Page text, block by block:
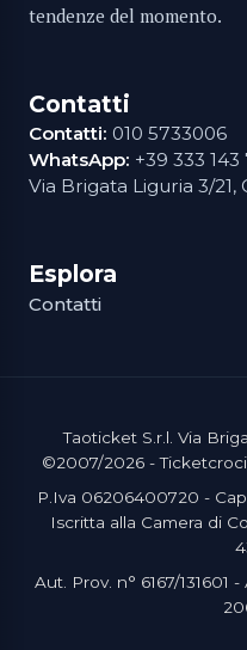
tendenze del momento.
Contatti
Contatti: 010 5733006
WhatsApp: +39 333 143
Via Brigata Liguria 3/21,
Esplora
Contatti
Taoticket S.r.l. Via
©2007/2026 -
P.Iva 06206400720 -
Iscritta alla Camera di
Aut. Prov. n° 6167/131601